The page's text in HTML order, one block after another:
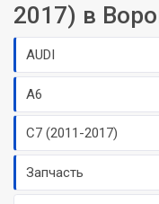
2017) в
AUDI
A6
C7 (2011-2017)
Запчасть